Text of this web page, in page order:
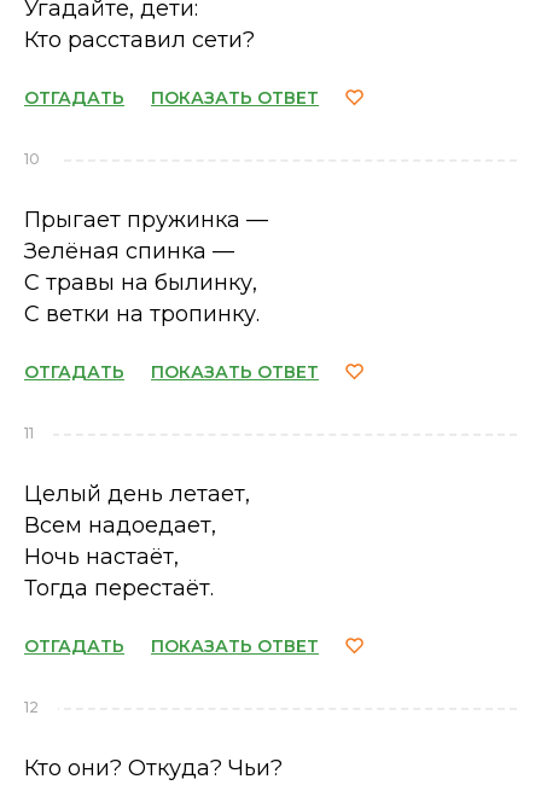
Угадайте, дети:
Кто расставил сети?
ОТГАДАТЬ ПОКАЗАТЬ ОТВЕТ
10
Прыгает пружинка —
Зелёная спинка —
С травы на былинку,
С ветки на тропинку.
ОТГАДАТЬ ПОКАЗАТЬ ОТВЕТ
11
Целый день летает,
Всем надоедает,
Ночь настаёт,
Тогда перестаёт.
ОТГАДАТЬ ПОКАЗАТЬ ОТВЕТ
12
Кто они? Откуда? Чьи?